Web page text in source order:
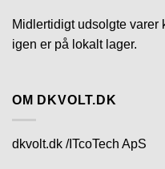
Midlertidigt udsolgte varer
igen er på lokalt lager.
OM DKVOLT.DK
dkvolt.dk /ITcoTech ApS